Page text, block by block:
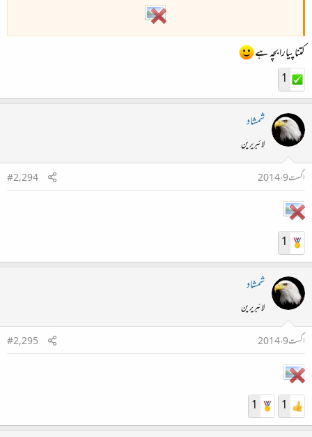
کتنا پیارا بچہ ہے
1
شمشاد
لائبریرین
اگست 9، 2014
#2,294
1
شمشاد
لائبریرین
اگست 9، 2014
#2,295
1
1